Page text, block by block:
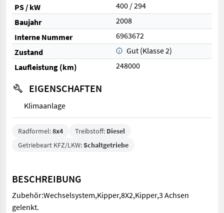
PS / kW
400 / 294
Baujahr
2008
Interne Nummer
6963672
Zustand
Gut (Klasse 2)
Laufleistung (km)
248000
EIGENSCHAFTEN
Klimaanlage
Radformel:8x4 Treibstoff: Diesel
Getriebeart KFZ/LKW:Schaltgetriebe
BESCHREIBUNG
Zubehör:Wechselsystem,Kipper,8X2,Kipper,3 Achsen
gelenkt.